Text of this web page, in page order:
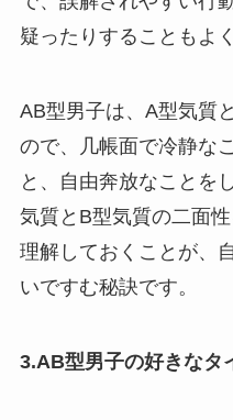
疑ったりすることもよ
AB型男子は、A型気質
ので、几帳面で冷静な
と、自由奔放なことを
気質とB型気質の二面
理解しておくことが、
いですむ秘訣です。
3.AB型男子の好きなタ